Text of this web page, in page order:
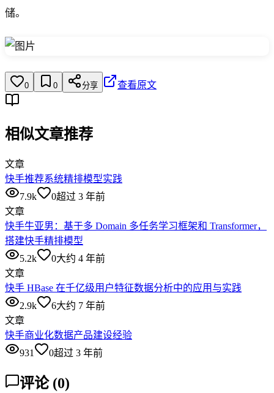
储。
0 0 分享 查看原文
相似文章推荐
文章
快手推荐系统精排模型实践
7.9k
0超过 3 年前
文章
快手牛亚男：基于多 Domain 多任务学习框架和 Transformer，
搭建快手精排模型
5.2k
0大约 4 年前
文章
快手 HBase 在千亿级用户特征数据分析中的应用与实践
2.9k
6大约 7 年前
文章
快手商业化数据产品建设经验
931
0超过 3 年前
评论 (0)